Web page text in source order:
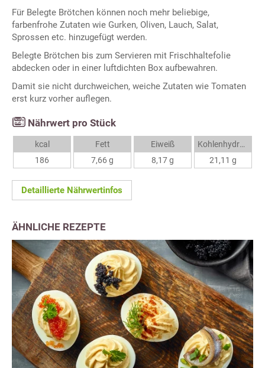
Für Belegte Brötchen können noch mehr beliebige,
farbenfrohe Zutaten wie Gurken, Oliven, Lauch, Salat,
Sprossen etc. hinzugefügt werden.
Belegte Brötchen bis zum Servieren mit Frischhaltefolie
abdecken oder in einer luftdichten Box aufbewahren.
Damit sie nicht durchweichen, weiche Zutaten wie Tomaten
erst kurz vorher auflegen.
Nährwert pro Stück
kcal
186
Fett
7,66 g
Eiweiß
8,17 g
Kohlenhydrate
21,11 g
Detaillierte Nährwertinfos
ÄHNLICHE REZEPTE